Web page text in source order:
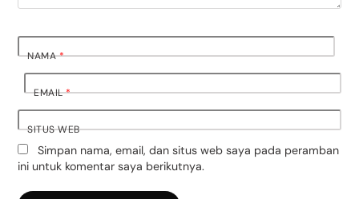
NAMA*
EMAIL*
SITUS WEB
Simpan nama, email, dan situs web saya pada peramban
ini untuk komentar saya berikutnya.